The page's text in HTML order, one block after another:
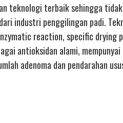
teknologi terbaik sehingga
industri penggilingan padi.
reaction, specific drying
antioksidan alami,
adenoma dan pendarahan